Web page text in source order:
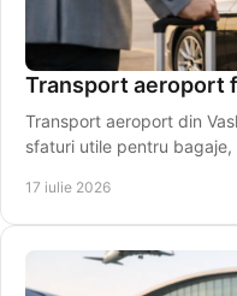
Transport aeroport
Transport aeroport din
sfaturi utile pentru
17 iulie 2026